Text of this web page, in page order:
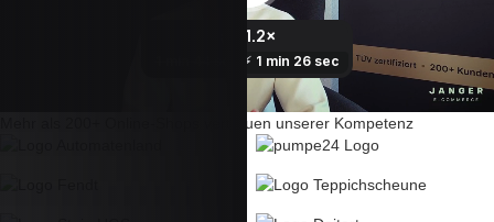
Online-Shops vertrauen unserer Kompetenz